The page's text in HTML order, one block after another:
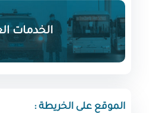
الخدمات
الموقع على الخريطة :